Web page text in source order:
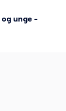
unge –